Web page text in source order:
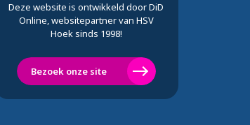
Deze website is ontwikkeld door DiD
Online, websitepartner van HSV
Hoek sinds 1998!
Bezoek onze site